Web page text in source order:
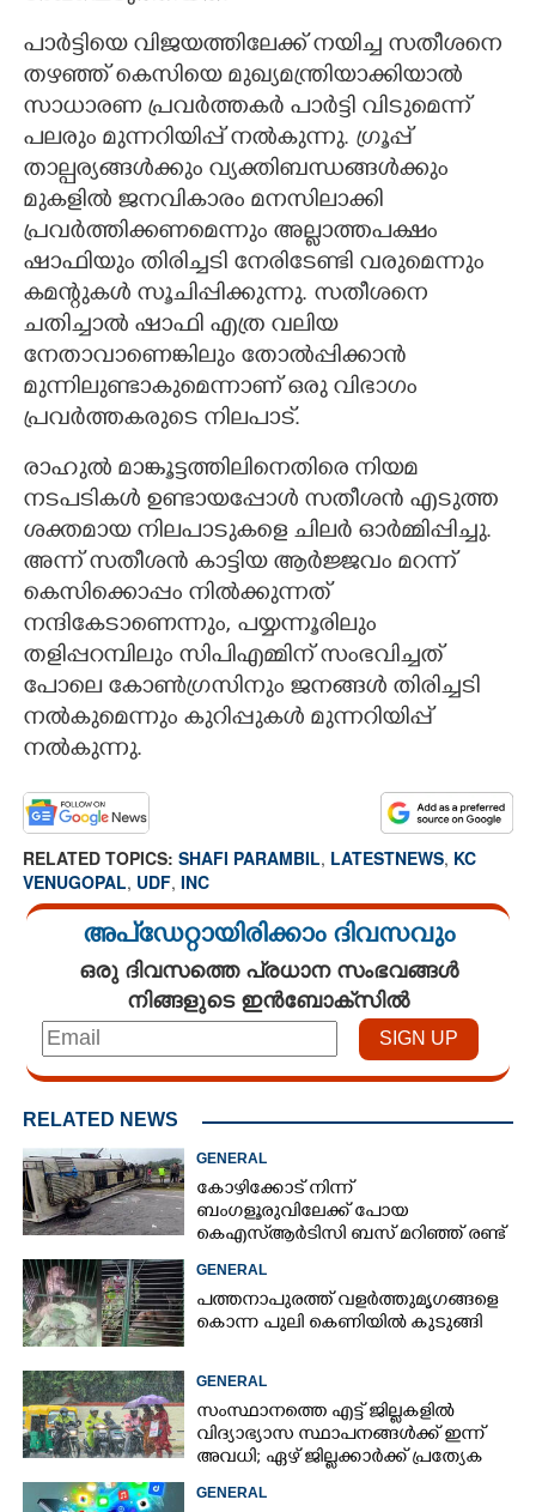
പാർട്ടിയെ വിജയത്തിലേക്ക് നയിച്ച സതീശനെ
തഴഞ്ഞ് കെസിയെ മുഖ്യമന്ത്രിയാക്കിയാൽ
സാധാരണ പ്രവർത്തകർ പാർട്ടി വിടുമെന്ന്
പലരും മുന്നറിയിപ്പ് നൽകുന്നു. ഗ്രൂപ്പ്
താല്പര്യങ്ങൾക്കും വ്യക്തിബന്ധങ്ങൾക്കും
മുകളിൽ ജനവികാരം മനസിലാക്കി
പ്രവർത്തിക്കണമെന്നും അല്ലാത്തപക്ഷം
ഷാഫിയും തിരിച്ചടി നേരിടേണ്ടി വരുമെന്നും
കമന്റുകൾ സൂചിപ്പിക്കുന്നു. സതീശനെ
ചതിച്ചാൽ ഷാഫി എത്ര വലിയ
നേതാവാണെങ്കിലും തോൽപ്പിക്കാൻ
മുന്നിലുണ്ടാകുമെന്നാണ് ഒരു വിഭാഗം
പ്രവർത്തകരുടെ നിലപാട്.
രാഹുൽ മാങ്കൂട്ടത്തിലിനെതിരെ നിയമ
നടപടികൾ ഉണ്ടായപ്പോൾ സതീശൻ എടുത്ത
ശക്തമായ നിലപാടുകളെ ചിലർ ഓർമ്മിപ്പിച്ചു.
അന്ന് സതീശൻ കാട്ടിയ ആർജ്ജവം മറന്ന്
കെസിക്കൊപ്പം നിൽക്കുന്നത്
നന്ദികേടാണെന്നും, പയ്യന്നൂരിലും
തളിപ്പറമ്പിലും സിപിഎമ്മിന് സംഭവിച്ചത്
പോലെ കോൺഗ്രസിനും ജനങ്ങൾ തിരിച്ചടി
നൽകുമെന്നും കുറിപ്പുകൾ മുന്നറിയിപ്പ്
നൽകുന്നു.
RELATED TOPICS: SHAFI PARAMBIL, LATESTNEWS, KC
VENUGOPAL, UDF, INC
അപ്ഡേറ്റായിരിക്കാം ദിവസവും
ഒരു ദിവസത്തെ പ്രധാന സംഭവങ്ങൾ
നിങ്ങളുടെ ഇൻബോക്സിൽ
RELATED NEWS
GENERAL
കോഴിക്കോട് നിന്ന്
ബംഗളൂരുവിലേക്ക് പോയ
കെഎസ്‌ആർടിസി ബസ് മറിഞ്ഞ് രണ്ട്
ഗുരുതരാവസ്ഥയിൽ
GENERAL
പത്തനാപുരത്ത് വളർത്തുമൃഗങ്ങളെ
കൊന്ന പുലി കെണിയിൽ കുടുങ്ങി
GENERAL
സംസ്ഥാനത്തെ എട്ട് ജില്ലകളിൽ
വിദ്യാഭ്യാസ സ്ഥാപനങ്ങൾക്ക് ഇന്ന്
അവധി; ഏഴ് ജില്ലക്കാർക്ക് പ്രത്യേക
GENERAL